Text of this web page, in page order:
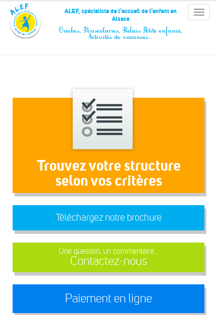
Panneau de gestion des cookies
Toggle
ALEF, spécialiste de l'accueil de l'enfant en
Alsace
Crèches, Périscolaires, Relais Petite enfance,
Activités de vacances…
Trouvez votre structure
selon vos critères
Téléchargez notre brochure
Une question, un commentaire...
Contactez-nous
Paiement en ligne